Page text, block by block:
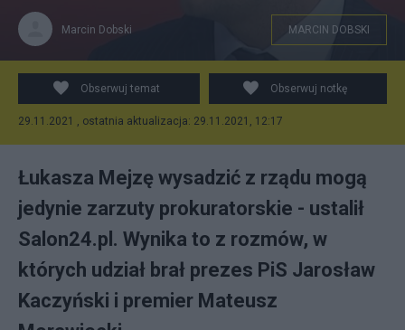
TVP Info
Marcin Dobski MARCIN DOBSKI
Obserwuj temat Obserwuj notkę
29.11.2021 , ostatnia aktualizacja: 29.11.2021, 12:17
Łukasza Mejzę wysadzić z rządu mogą
jedynie zarzuty prokuratorskie - ustalił
Salon24.pl. Wynika to z rozmów, w
których udział brał prezes PiS Jarosław
Kaczyński i premier Mateusz